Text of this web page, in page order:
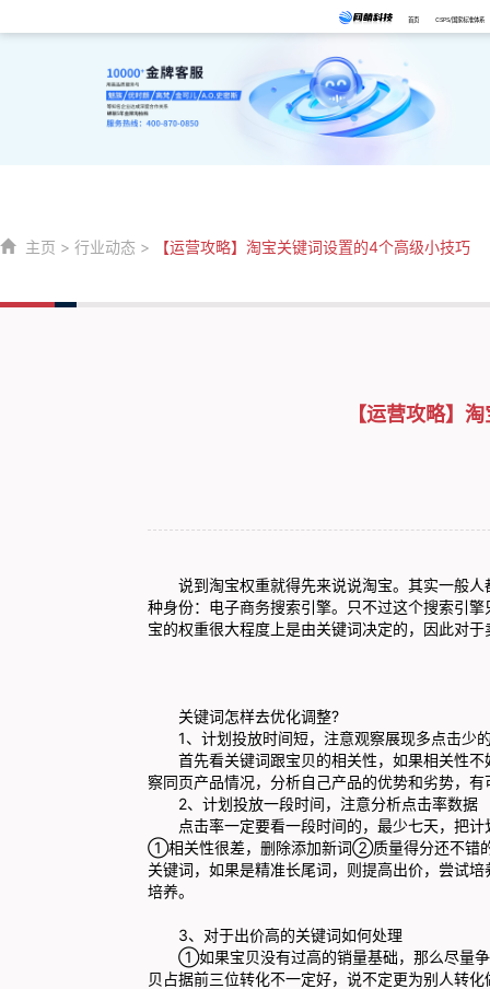
首页 CSPS/国家标准体系
主页 > 行业动态 > 【运营攻略】淘宝关键词设置的4个高级小技巧
【运营攻略】
说到淘宝权重就得先来说说淘宝。其实一般人
种身份：电子商务搜索引擎。只不过这个搜索引
宝的权重很大程度上是由关键词决定的，因此对
关键词怎样去优化调整?
1、计划投放时间短，注意观察展现多点击少
首先看关键词跟宝贝的相关性，如果相关性不
察同页产品情况，分析自己产品的优势和劣势，
2、计划投放一段时间，注意分析点击率数据
点击率一定要看一段时间的，最少七天，把计
①相关性很差，删除添加新词②质量得分还不错
关键词，如果是精准长尾词，则提高出价，尝试
培养。
3、对于出价高的关键词如何处理
①如果宝贝没有过高的销量基础，那么尽量争
贝占据前三位转化不一定好，说不定更为别人转